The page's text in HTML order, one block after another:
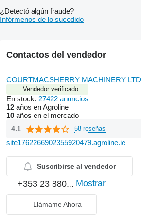
¿Detectó algún fraude?
Infórmenos de lo sucedido
Contactos del vendedor
COURTMACSHERRY MACHINERY LTD
Vendedor verificado
En stock: 27422 anuncios
12 años en Agroline
10 años en el mercado
4.1 58 reseñas
site1762266902355920479.agroline.ie
Suscribirse al vendedor
+353 23 880... Mostrar
Llámame Ahora